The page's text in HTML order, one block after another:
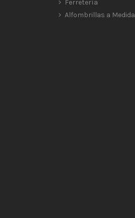
Ferretería
Alfombrillas a Medida